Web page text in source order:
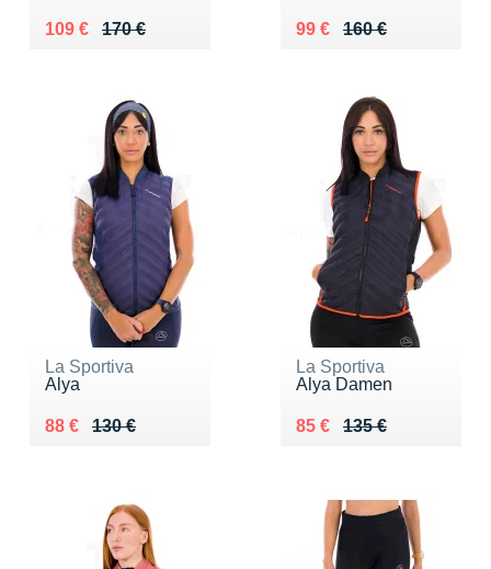
170 €
Au lieu de 170 €
109 €
Vendu 109 € 160 €
Au lieu de 160 €
99 €
Vendu 99 €
La Sportiva
Alya
130 €
Au lieu de 130 €
88 €
Vendu 88 €
La Sportiva
Alya Damen
135 €
Au lieu de 135 €
85 €
Vendu 85 €